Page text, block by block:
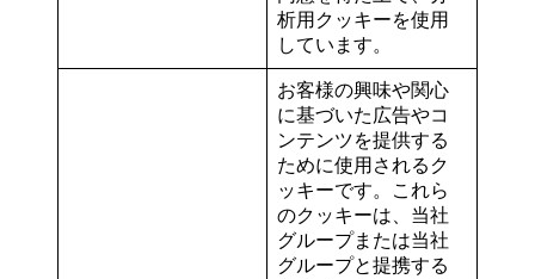
析用クッキーを使用
しています。
お客様の興味や関心
に基づいた広告やコ
ンテンツを提供する
ために使用されるク
ッキーです。これら
のクッキーは、当社
グループまたは当社
グループと提携する